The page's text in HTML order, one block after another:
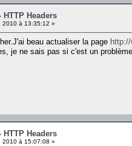
HTTP Headers
2010 à 13:35:12 »
beau actualiser la page
je ne sais pas si c'est un
HTTP Headers
2010 à 15:07:08 »